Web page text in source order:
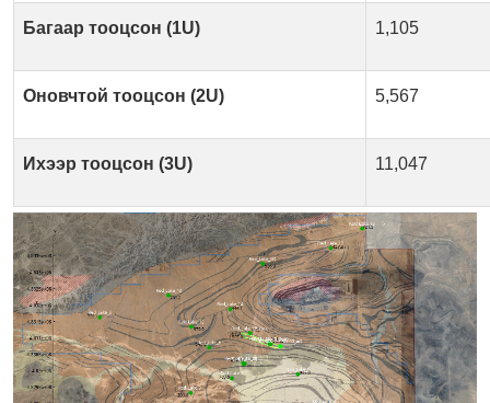
Багаар тооцсон (1U) 1,105
Оновчтой тооцсон (2U) 5,567
Ихээр тооцсон (3U) 11,047